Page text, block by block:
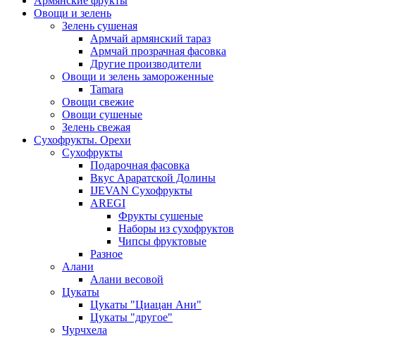
Овощи и зелень
Зелень сушеная
Армчай армянский тараз
Армчай прозрачная фасовка
Другие производители
Овощи и зелень замороженные
Tamara
Овощи свежие
Овощи сушеные
Зелень свежая
Сухофрукты. Орехи
Сухофрукты
Подарочная фасовка
Вкус Араратской Долины
IJEVAN Сухофрукты
AREGI
Фрукты сушеные
Наборы из сухофруктов
Чипсы фруктовые
Разное
Алани
Алани весовой
Цукаты
Цукаты "Циацан Ани"
Цукаты "другое"
Чурчхела